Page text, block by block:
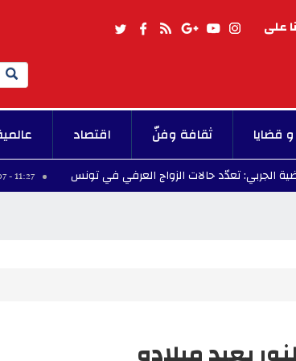
على
Search
قضايا ثقافة وفنّ اقتصاد
حالات الزواج العرفي في تونس 11:27 - 2026/08/07